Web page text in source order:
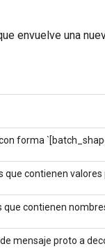
envuelve una
forma
que contienen
que contienen
mensaje proto a